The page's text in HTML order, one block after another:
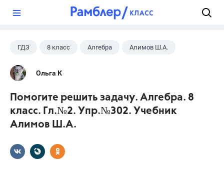
ГДЗ 8 класс Алгебра Алимов Ш.А.
Ольга К
Помогите решить задачу. Алгебра. 8
класс. Гл.№2. Упр.№302. Учебник
Алимов Ш.А.